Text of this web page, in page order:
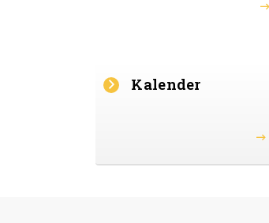
Kalender